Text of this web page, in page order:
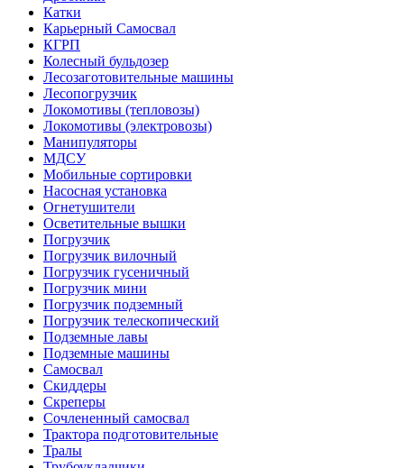
Катки
Карьерный Самосвал
КГРП
Колесный бульдозер
Лесозаготовительные машины
Лесопогрузчик
Локомотивы (тепловозы)
Локомотивы (электровозы)
Манипуляторы
МДСУ
Мобильные сортировки
Насосная установка
Огнетушители
Осветительные вышки
Погрузчик
Погрузчик вилочный
Погрузчик гусеничный
Погрузчик мини
Погрузчик подземный
Погрузчик телескопический
Подземные лавы
Подземные машины
Самосвал
Скиддеры
Скреперы
Сочлененный самосвал
Трактора подготовительные
Тралы